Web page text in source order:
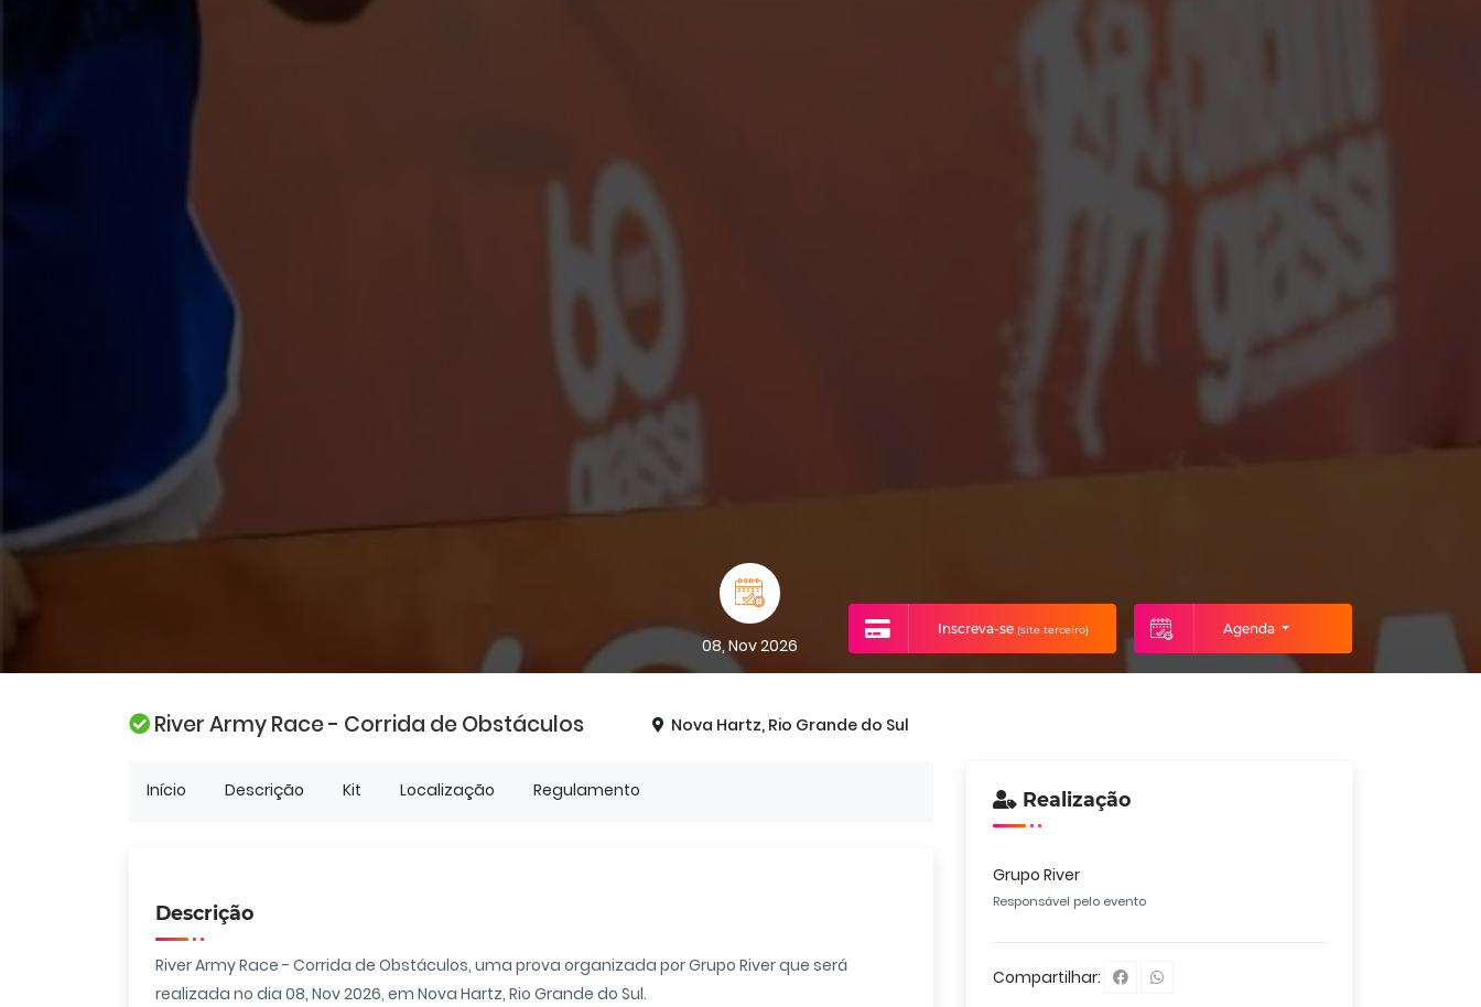
River Army Race - Corrida de Obstáculos
08, Nov 2026
Inscreva-se (site terceiro) Agenda
Nova Hartz, Rio Grande do Sul
Início Descrição Kit Localização Regulamento
Descrição
River Army Race - Corrida de Obstáculos, uma prova organizada por Grupo River que será
realizada no dia 08, Nov 2026, em Nova Hartz, Rio Grande do Sul.
Realização
Grupo River
Responsável pelo evento
Compartilhar: